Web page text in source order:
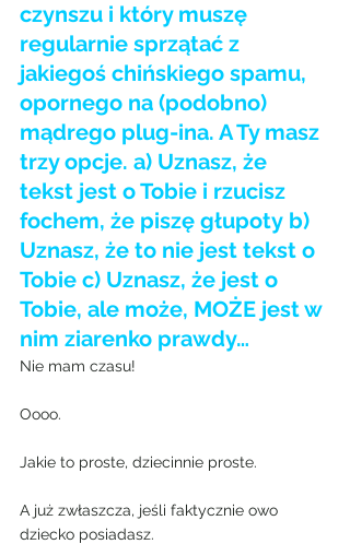
czynszu i który muszę
regularnie sprzątać z
jakiegoś chińskiego spamu,
opornego na (podobno)
mądrego plug-ina. A Ty masz
trzy opcje. a) Uznasz, że
tekst jest o Tobie i rzucisz
fochem, że piszę głupoty b)
Uznasz, że to nie jest tekst o
Tobie c) Uznasz, że jest o
Tobie, ale może, MOŻE jest w
nim ziarenko prawdy…
Nie mam czasu!
Oooo.
Jakie to proste, dziecinnie proste.
A już zwłaszcza, jeśli faktycznie owo
dziecko posiadasz.